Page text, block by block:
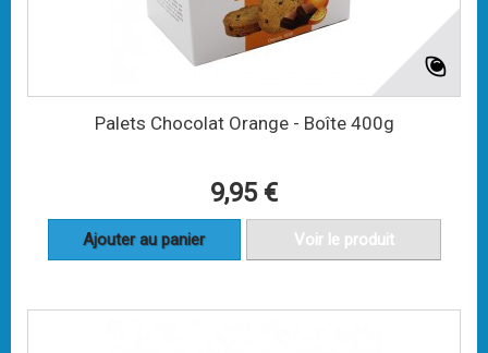
Palets Chocolat Orange - Boîte 400g
9,95 €
Ajouter au panier Voir le produit